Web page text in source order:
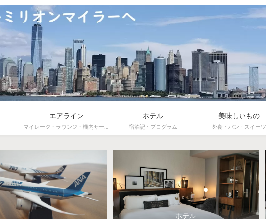
エアライン
マイレージ・ラウンジ・機内サービス
ホテル
宿泊記・プログラム
美味しいもの
外食・パン・スイーツ
ホテル